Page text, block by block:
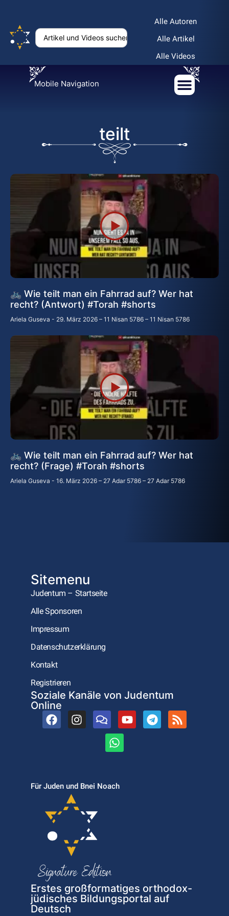
Alle Autoren
Alle Artikel
Alle Videos
Mobile Navigation
teilt
🚲 Wie teilt man ein Fahrrad auf? Wer hat
recht? (Antwort) #Torah #shorts
Ariela Guseva 29. März 2026 – 11 Nisan 5786 – 11 Nisan 5786
🚲 Wie teilt man ein Fahrrad auf? Wer hat
recht? (Frage) #Torah #shorts
Ariela Guseva 16. März 2026 – 27 Adar 5786 – 27 Adar 5786
Sitemenu
Judentum – Startseite
Alle Sponsoren
Impressum
Datenschutzerklärung
Kontakt
Registrieren
Soziale Kanäle von Judentum
Online
Für Juden und Bnei Noach
Erstes großformatiges orthodox-
jüdisches Bildungsportal auf
Deutsch